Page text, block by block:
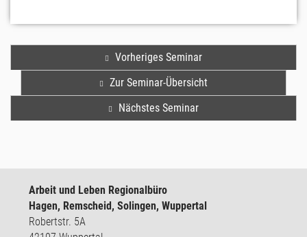
Vorheriges Seminar
Zur Seminar-Übersicht
Nächstes Seminar
Arbeit und Leben Regionalbüro
Hagen, Remscheid, Solingen, Wuppertal
Robertstr. 5A